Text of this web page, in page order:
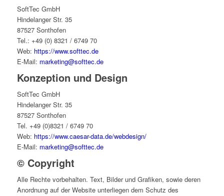
SoftTec GmbH
Hindelanger Str. 35
87527 Sonthofen
Tel.: +49 (0) 8321 / 6749 70
Web: https://www.softtec.de
E-Mail: marketing@softtec.de
Konzeption und Design
SoftTec GmbH
Hindelanger Str. 35
87527 Sonthofen
Tel. +49 (0)8321 / 6749 70
Web: https://www.caesar-data.de/webdesign/
E-Mail: marketing@softtec.de
© Copyright
Alle Rechte vorbehalten. Text, Bilder und Grafiken, sowie deren
Anordnung auf der Website unterliegen dem Schutz des